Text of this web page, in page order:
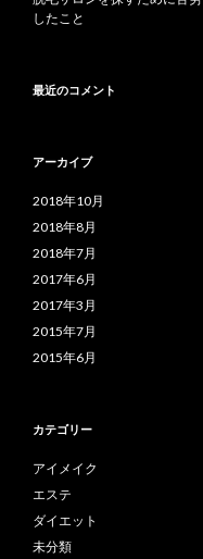
したこと
最近のコメント
アーカイブ
2018年10月
2018年8月
2018年7月
2017年6月
2017年3月
2015年7月
2015年6月
カテゴリー
アイメイク
エステ
ダイエット
未分類